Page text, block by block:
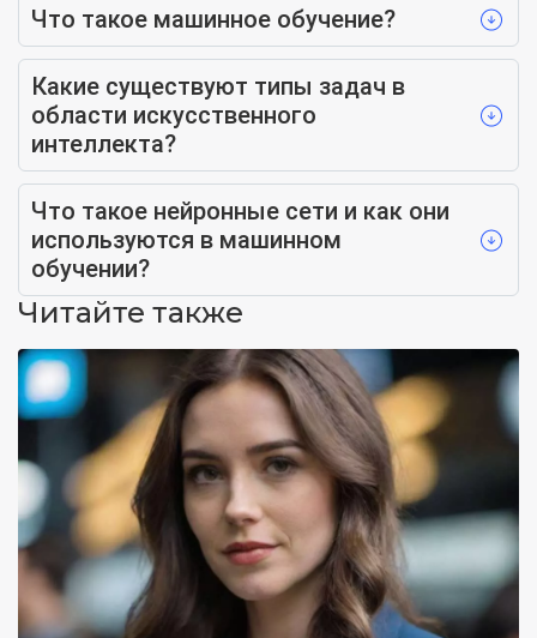
Что такое машинное обучение?
Какие существуют типы задач в
области искусственного
интеллекта?
Что такое нейронные сети и как они
используются в машинном
обучении?
Читайте также